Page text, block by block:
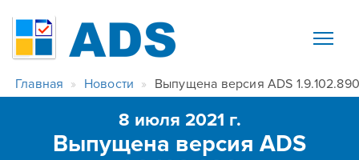
Главная Новости Выпущена версия ADS 1.9.102.890
8 июля 2021 г.
Выпущена версия ADS